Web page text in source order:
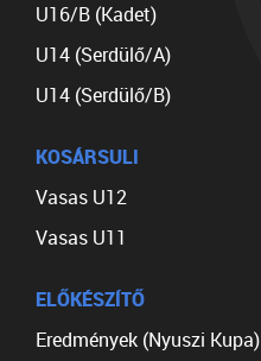
U16/B (Kadet)
U14 (Serdülő/A)
U14 (Serdülő/B)
KOSÁRSULI
Vasas U12
Vasas U11
ELŐKÉSZÍTŐ
Eredmények (Nyuszi Kupa)